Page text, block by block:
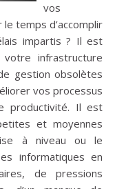
vos
temps d’accomplir
impartis ? Il est
infrastructure
gestion obsolètes
vos processus
productivité. Il est
et moyennes
à niveau ou le
informatiques en
de pressions